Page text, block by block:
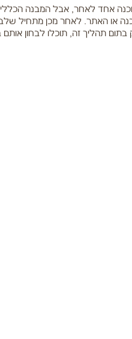
אחד לאחר, אבל המבנה
או האתר. לאחר מכן מתחיל שלב
תהליך זה, תוכלו לבחון